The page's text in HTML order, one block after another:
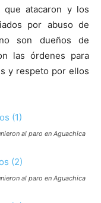
que atacaron y los
por abuso de
son dueños de
las órdenes para
y respeto por ellos
al paro en Aguachica
al paro en Aguachica